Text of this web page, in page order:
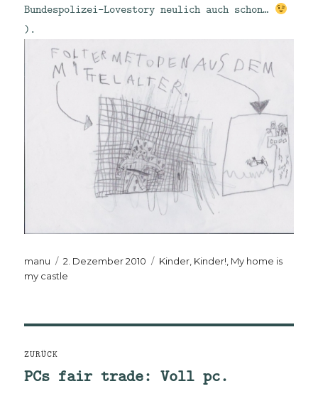
Bundespolizei-Lovestory neulich auch schon…
).
Autor
manu
Veröffentlicht
am
2. Dezember 2010 Kategorien
Kinder, Kinder! My home is
my castle
ZURÜCK
Vorheriger
PCs fair trade: Voll pc.